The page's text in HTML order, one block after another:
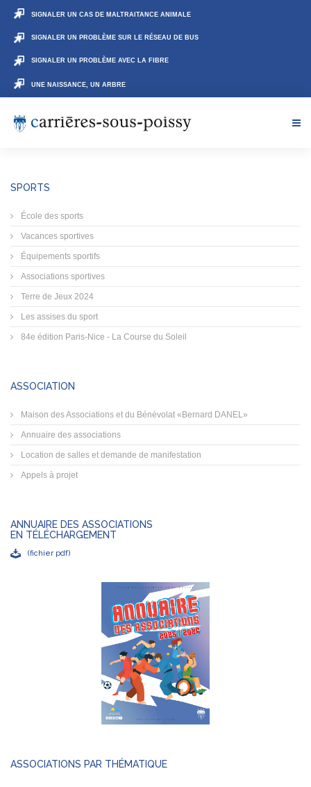
SIGNALER UN CAS DE MALTRAITANCE ANIMALE
SIGNALER UN PROBLÈME SUR LE RÉSEAU DE BUS
SIGNALER UN PROBLÈME AVEC LA FIBRE
UNE NAISSANCE, UN ARBRE
SPORTS
École des sports
Vacances sportives
Équipements sportifs
Associations sportives
Terre de Jeux 2024
Les assises du sport
84e édition Paris-Nice - La Course du Soleil
ASSOCIATION
Maison des Associations et du Bénévolat «Bernard DANEL»
Annuaire des associations
Location de salles et demande de manifestation
Appels à projet
ANNUAIRE DES ASSOCIATIONS
EN TÉLÉCHARGEMENT
(fichier pdf)
ASSOCIATIONS PAR THÉMATIQUE